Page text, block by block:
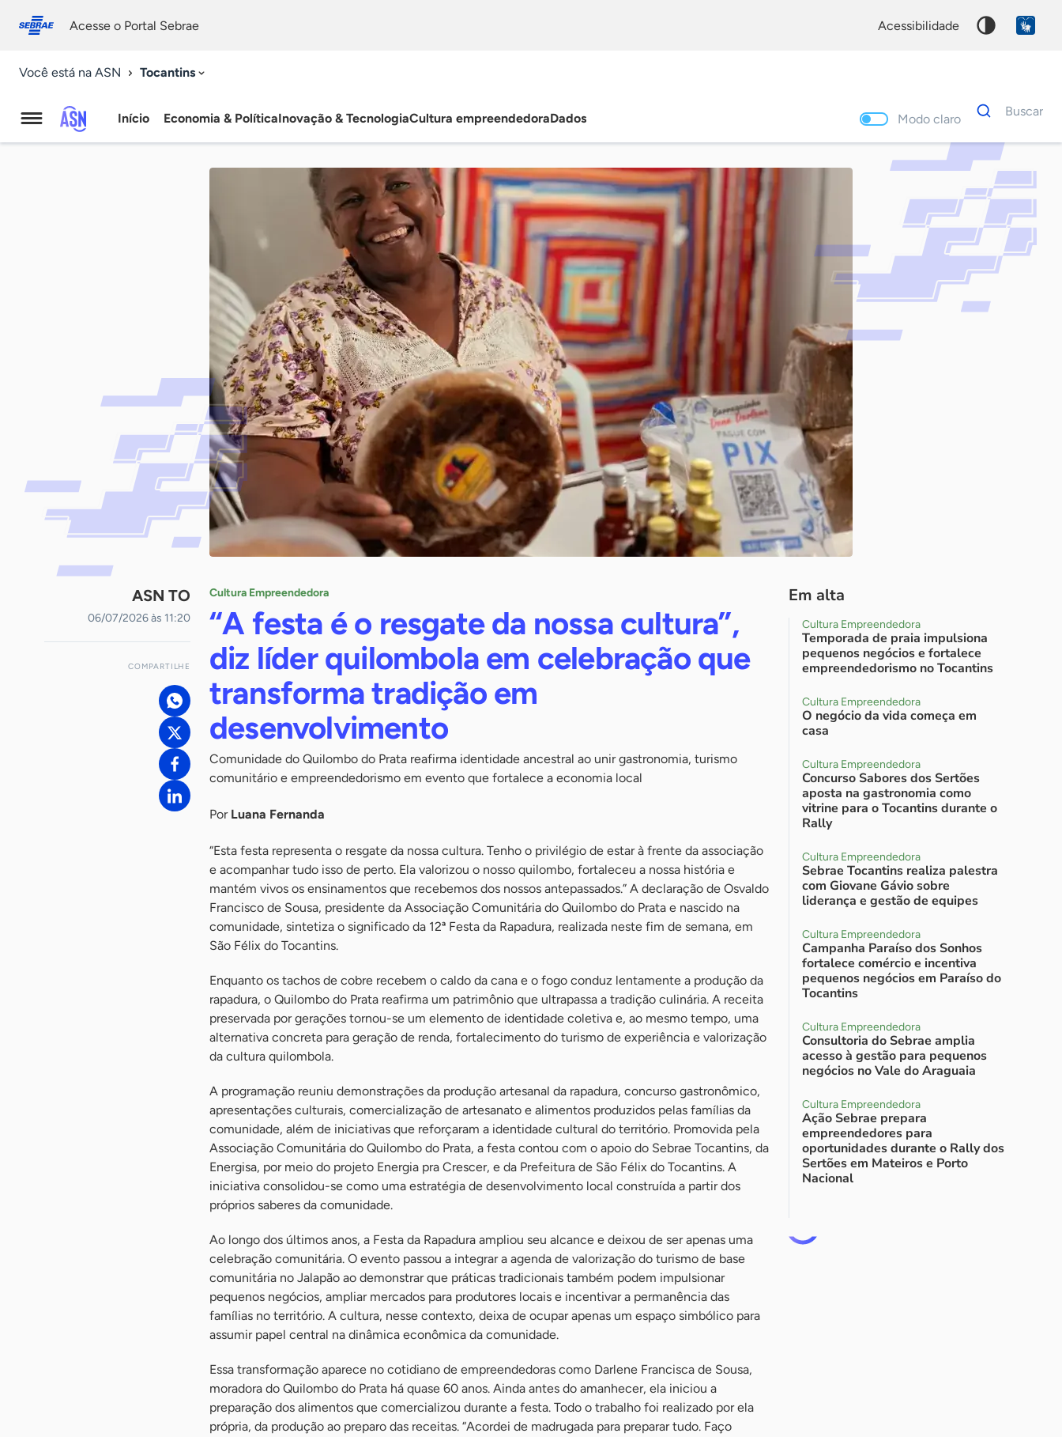
conosco
Acesse o Portal Sebrae acessibilidade
Você está na ASN Tocantins
Agência
Início Economia & PolíticaInovação & TecnologiaCultura empreendedoraDados Modo claro
Dados
para
Buscar
Palavra
chave
ASN TO
06/07/2026 às 11:20
COMPARTILHE
Cultura Empreendedora
“A festa é o resgate da nossa cultura”,
diz líder quilombola em celebração que
transforma tradição em
desenvolvimento
Comunidade do Quilombo do Prata reafirma identidade ancestral ao unir gastronomia, turismo
comunitário e empreendedorismo em evento que fortalece a economia local
Por Luana Fernanda
“Esta festa representa o resgate da nossa cultura. Tenho o privilégio de estar à frente da associação
e acompanhar tudo isso de perto. Ela valorizou o nosso quilombo, fortaleceu a nossa história e
mantém vivos os ensinamentos que recebemos dos nossos antepassados.” A declaração de Osvaldo
Francisco de Sousa, presidente da Associação Comunitária do Quilombo do Prata e nascido na
comunidade, sintetiza o significado da 12ª Festa da Rapadura, realizada neste fim de semana, em
São Félix do Tocantins.
Enquanto os tachos de cobre recebem o caldo da cana e o fogo conduz lentamente a produção da
rapadura, o Quilombo do Prata reafirma um patrimônio que ultrapassa a tradição culinária. A receita
preservada por gerações tornou-se um elemento de identidade coletiva e, ao mesmo tempo, uma
alternativa concreta para geração de renda, fortalecimento do turismo de experiência e valorização
da cultura quilombola.
A programação reuniu demonstrações da produção artesanal da rapadura, concurso gastronômico,
apresentações culturais, comercialização de artesanato e alimentos produzidos pelas famílias da
comunidade, além de iniciativas que reforçaram a identidade cultural do território. Promovida pela
Associação Comunitária do Quilombo do Prata, a festa contou com o apoio do Sebrae Tocantins, da
Energisa, por meio do projeto Energia pra Crescer, e da Prefeitura de São Félix do Tocantins. A
iniciativa consolidou-se como uma estratégia de desenvolvimento local construída a partir dos
próprios saberes da comunidade.
Ao longo dos últimos anos, a Festa da Rapadura ampliou seu alcance e deixou de ser apenas uma
celebração comunitária. O evento passou a integrar a agenda de valorização do turismo de base
comunitária no Jalapão ao demonstrar que práticas tradicionais também podem impulsionar
pequenos negócios, ampliar mercados para produtores locais e incentivar a permanência das
famílias no território. A cultura, nesse contexto, deixa de ocupar apenas um espaço simbólico para
assumir papel central na dinâmica econômica da comunidade.
Essa transformação aparece no cotidiano de empreendedoras como Darlene Francisca de Sousa,
moradora do Quilombo do Prata há quase 60 anos. Ainda antes do amanhecer, ela iniciou a
preparação dos alimentos que comercializou durante a festa. Todo o trabalho foi realizado por ela
própria, da produção ao preparo das receitas. “Acordei de madrugada para preparar tudo. Faço
Em alta
Cultura Empreendedora
Temporada de praia impulsiona
pequenos negócios e fortalece
empreendedorismo no Tocantins
Cultura Empreendedora
O negócio da vida começa em
casa
Cultura Empreendedora
Concurso Sabores dos Sertões
aposta na gastronomia como
vitrine para o Tocantins durante o
Rally
Cultura Empreendedora
Sebrae Tocantins realiza palestra
com Giovane Gávio sobre
liderança e gestão de equipes
Cultura Empreendedora
Campanha Paraíso dos Sonhos
fortalece comércio e incentiva
pequenos negócios em Paraíso do
Tocantins
Cultura Empreendedora
Consultoria do Sebrae amplia
acesso à gestão para pequenos
negócios no Vale do Araguaia
Cultura Empreendedora
Ação Sebrae prepara
empreendedores para
oportunidades durante o Rally dos
Sertões em Mateiros e Porto
Nacional